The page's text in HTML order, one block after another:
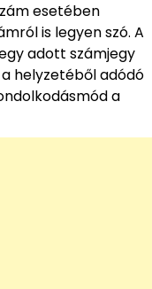
esetében
is legyen szó. A
adott számjegy
helyzetéből adódó
a